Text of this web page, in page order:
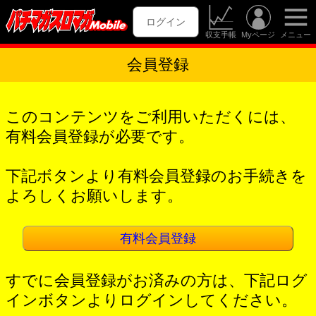
ログイン
収支手帳 Myページ メニュー
会員登録
このコンテンツをご利用いただくには、
有料会員登録が必要です。
下記ボタンより有料会員登録のお手続きを
よろしくお願いします。
有料会員登録
すでに会員登録がお済みの方は、下記ログ
インボタンよりログインしてください。